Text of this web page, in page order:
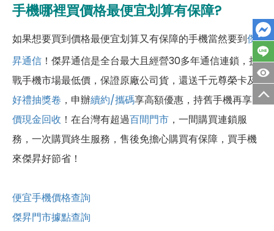
手機哪裡買價格最便宜划算有保障?
如果想要買到價格最便宜划算又有保障的手機當然要到傑
昇通信 ！傑昇通信是全台最大且經營30多年通信連鎖，挑
戰手機市場最低價，保證原廠公司貨，還送千元尊榮卡及
好禮抽獎卷 ，申辦續約/攜碼享高額優惠，持舊手機再享高
價現金回收 ！ 在台灣有超過百間門市 ，一間購買連鎖服
務，一次購買終生服務，售後免擔心購買有保障，買手機
來傑昇好節省！
便宜手機價格查詢
傑昇門市據點查詢